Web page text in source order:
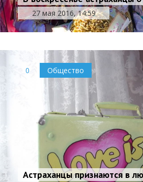
27 мая 2016, 14:59
0 Общество
Астраханцы признаются в